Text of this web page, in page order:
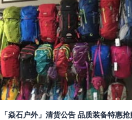
「焱石户外」清货公告 品质装备特惠